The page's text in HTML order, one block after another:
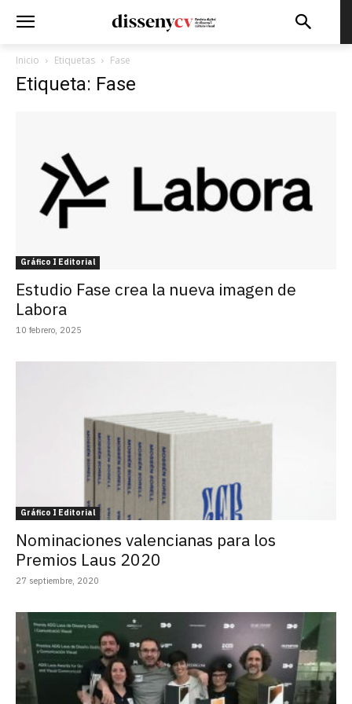
Inicio Etiquetas Fase
Etiqueta: Fase
Gráfico I Editorial
Estudio Fase crea la nueva imagen de
Labora
10 febrero, 2025
Gráfico I Editorial
Nominaciones valencianas para los
Premios Laus 2020
27 septiembre, 2020